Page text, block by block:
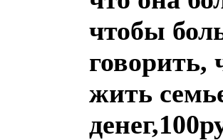
чтобы
говорить,
жить